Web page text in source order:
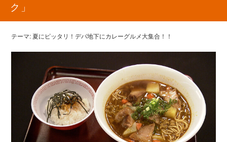
ク」
テーマ: 夏にピッタリ！デパ地下にカレーグルメ大集合！！